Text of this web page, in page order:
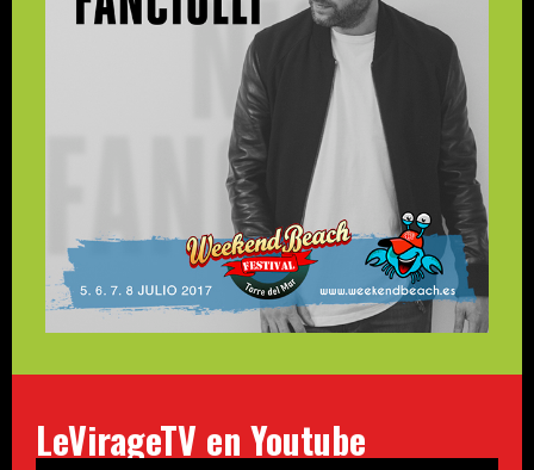
LeVirageTV en Youtube